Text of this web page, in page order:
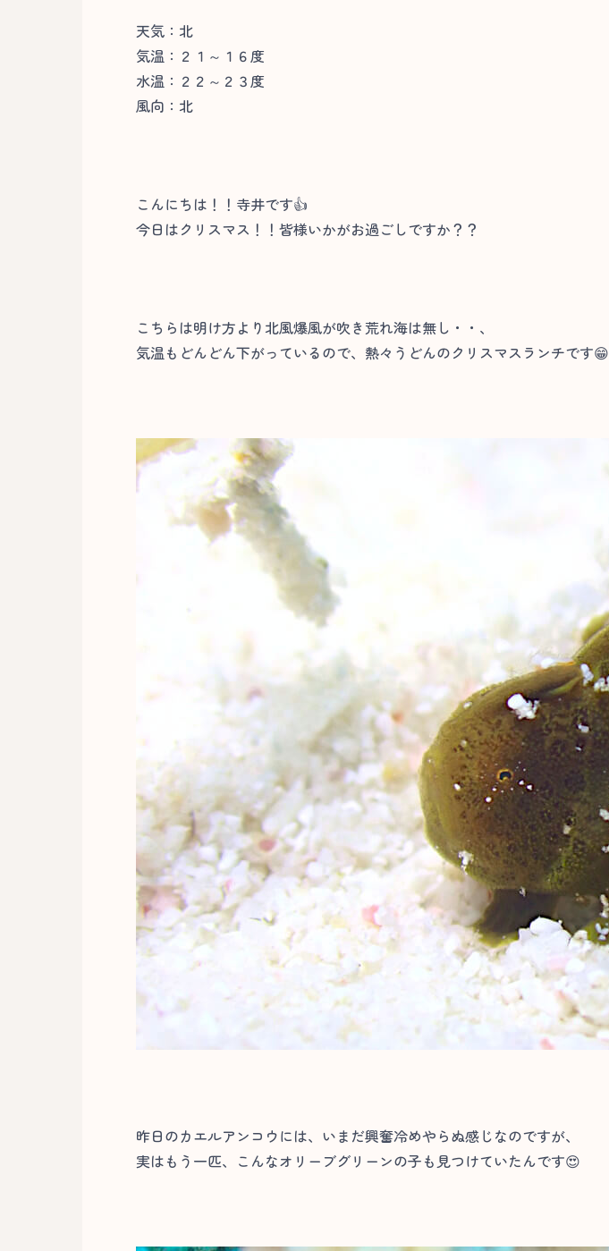
天気：北
気温：２１～１６度
水温：２２～２３度
風向：北
こんにちは！！寺井です👍
今日はクリスマス！！皆様いかがお過ごしですか？？
こちらは明け方より北風爆風が吹き荒れ海は無し・・、
気温もどんどん下がっているので、熱々うどんのクリスマスランチです😁
昨日のカエルアンコウには、いまだ興奮冷めやらぬ感じなのですが、
実はもう一匹、こんなオリーブグリーンの子も見つけていたんです😍